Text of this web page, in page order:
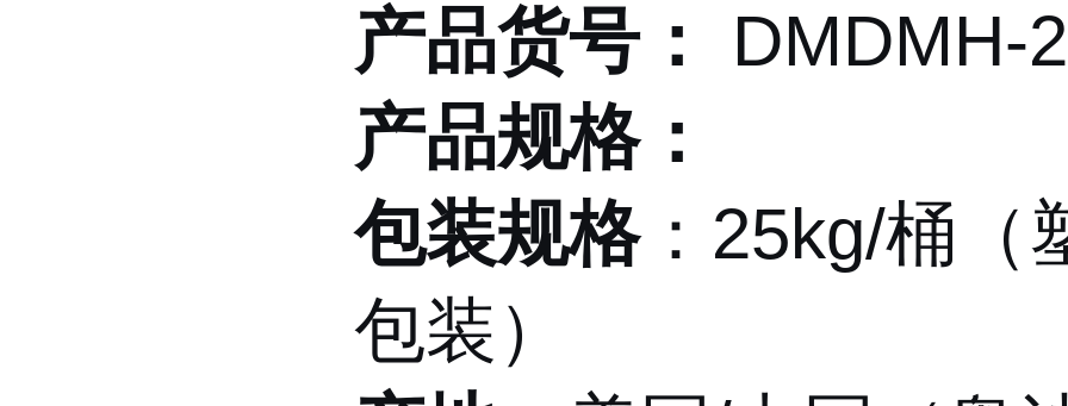
产品货号：
DMDMH-
产品规格：
包装规格：25kg/桶（
包装）